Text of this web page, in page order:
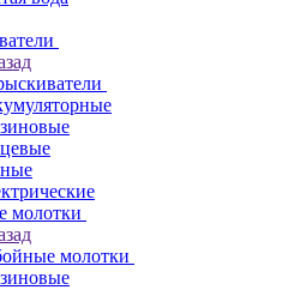
молотки
молотки